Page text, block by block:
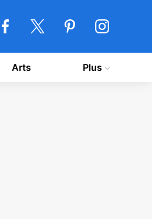
Arts Plus